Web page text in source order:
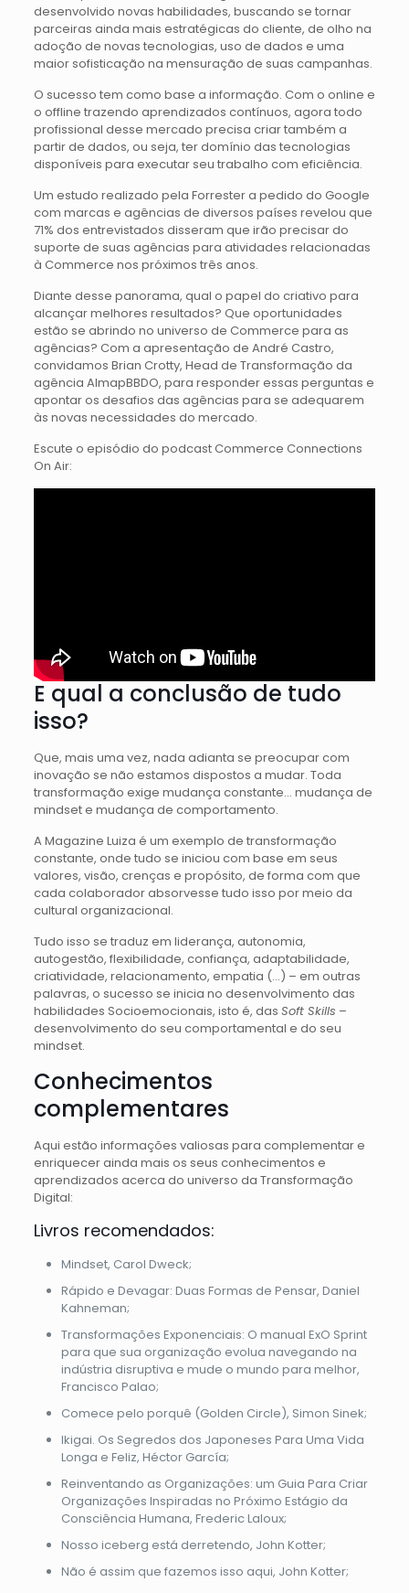
desenvolvido novas habilidades, buscando se tornar
parceiras ainda mais estratégicas do cliente, de olho na
adoção de novas tecnologias, uso de dados e uma
maior sofisticação na mensuração de suas campanhas.
O sucesso tem como base a informação. Com o online e
o offline trazendo aprendizados contínuos, agora todo
profissional desse mercado precisa criar também a
partir de dados, ou seja, ter domínio das tecnologias
disponíveis para executar seu trabalho com eficiência.
Um estudo realizado pela Forrester a pedido do Google
com marcas e agências de diversos países revelou que
71% dos entrevistados disseram que irão precisar do
suporte de suas agências para atividades relacionadas
à Commerce nos próximos três anos.
Diante desse panorama, qual o papel do criativo para
alcançar melhores resultados? Que oportunidades
estão se abrindo no universo de Commerce para as
agências? Com a apresentação de André Castro,
convidamos Brian Crotty, Head de Transformação da
agência AlmapBBDO, para responder essas perguntas e
apontar os desafios das agências para se adequarem
às novas necessidades do mercado.
Escute o episódio do podcast Commerce Connections
On Air:
E qual a conclusão de tudo
isso?
Que, mais uma vez, nada adianta se preocupar com
inovação se não estamos dispostos a mudar. Toda
transformação exige mudança constante… mudança de
mindset e mudança de comportamento.
A Magazine Luiza é um exemplo de transformação
constante, onde tudo se iniciou com base em seus
valores, visão, crenças e propósito, de forma com que
cada colaborador absorvesse tudo isso por meio da
cultural organizacional.
Tudo isso se traduz em liderança, autonomia,
autogestão, flexibilidade, confiança, adaptabilidade,
criatividade, relacionamento, empatia (…) – em outras
palavras, o sucesso se inicia no desenvolvimento das
habilidades Socioemocionais, isto é, das Soft Skills –
desenvolvimento do seu comportamental e do seu
mindset.
Conhecimentos
complementares
Aqui estão informações valiosas para complementar e
enriquecer ainda mais os seus conhecimentos e
aprendizados acerca do universo da Transformação
Digital:
Livros recomendados:
Mindset, Carol Dweck;
Rápido e Devagar: Duas Formas de Pensar, Daniel
Kahneman;
Transformações Exponenciais: O manual ExO Sprint
para que sua organização evolua navegando na
indústria disruptiva e mude o mundo para melhor,
Francisco Palao;
Comece pelo porquê (Golden Circle), Simon Sinek;
Ikigai. Os Segredos dos Japoneses Para Uma Vida
Longa e Feliz, Héctor García;
Reinventando as Organizações: um Guia Para Criar
Organizações Inspiradas no Próximo Estágio da
Consciência Humana, Frederic Laloux;
Nosso iceberg está derretendo, John Kotter;
Não é assim que fazemos isso aqui, John Kotter;